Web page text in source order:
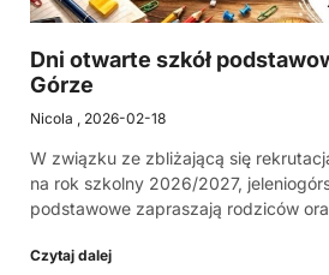
Dni otwarte szkół
Górze
Nicola 2026-02-18
W związku ze zbliżającą się
na rok szkolny 2026/2027,
podstawowe zapraszają rodziców
Czytaj dalej